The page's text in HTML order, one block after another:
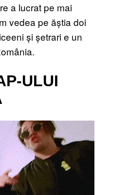
a lucrat pe mai
vedea pe ăștia doi
și șetrari e un
ULUI